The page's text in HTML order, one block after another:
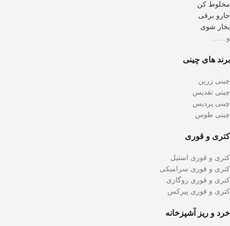
مخلوط کن
جارو برقی
بخار شوی
و……
برند های چینی
چینی زرین
چینی تقدیس
چینی پردیس
چینی طوس
کتری و قوری
کتری و قوری استیل
کتری و قوری سرامیکی
کتری و قوری روگازی
کتری و قوری پیرکس
خرد و ریز آشپزخانه